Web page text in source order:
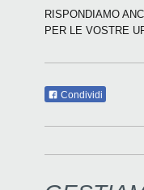
RISPONDIAMO
PER LE VOSTRE
Condividi